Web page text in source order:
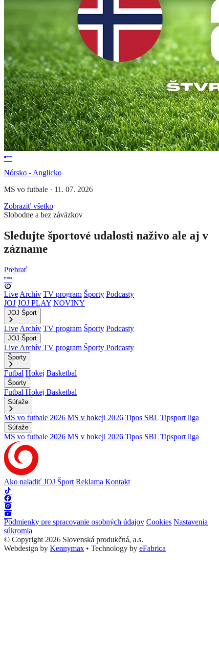
Nórsko - Anglicko
MS vo futbale · 11. 07. 2026
Zobraziť všetko
Slobodne a bez záväzkov
Sledujte športové udalosti naživo ale aj v
zázname
Prehrať
Live Archív TV program Športy Podcasty
JOJ JOJ PLAY NOVINY
JOJ Šport
Live Archív TV program Športy Podcasty
JOJ Šport
Live Archív TV program Športy Podcasty
Športy
Futbal Hokej Basketbal
Športy
Futbal Hokej Basketbal
Súťaže
MS vo futbale 2026 MS v hokeji 2026 Tipos SBL Tipsport liga
Súťaže
MS vo futbale 2026 MS v hokeji 2026 Tipos SBL Tipsport liga
Ako naladiť JOJ Šport Reklama Kontakt
Podmienky pre spracovanie osobných údajov Cookies Nastavenia
súkromia
© Copyright 2026 Slovenská produkčná, a.s.
Webdesign by Kennymax • Technology by eFabrica